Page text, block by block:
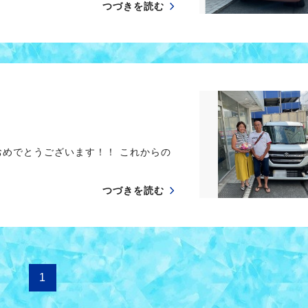
つづきを読む
でとうございます！！ これからの
つづきを読む
1